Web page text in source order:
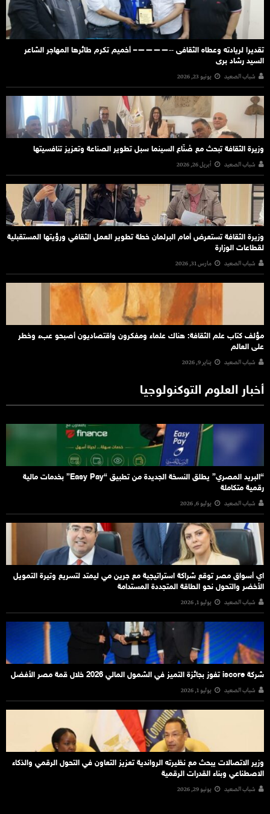
تقديرا لريادته وعطاه الثقافى ‐‐————– أخميم تكرم طائرها المهاجر الشاعر
السيد رشاد برى
شباب الصعيد يونيو 23, 2026
وزيرة الثقافة تبحث مع صُنّاع السينما سبل تطوير الصناعة وتعزيز تنافسيتها
شباب الصعيد أبريل 26, 2026
وزيرة الثقافة تستعرض أمام البرلمان خطة تطوير العمل الثقافي ورؤيتها المستقبلية
لقطاعات الوزارة
شباب الصعيد مارس 31, 2026
مؤلف كتاب علم الثقافة: هناك علماء ومفكرون واقتصاديون أصبحو عبء وخطر
على العالم
شباب الصعيد يناير 9, 2026
أخبار العلوم التوكنولوجيا
“البريد المصري” يطلق النسخة الجديدة من تطبيق “Easy Pay” بخدمات مالية
رقمية متكاملة
شباب الصعيد يوليو 6, 2026
اي أسواق مصر توقع شراكة استراتيجية مع جرين مي ليمتد لتسريع وتيرة التمويل
الأخضر والتحول نحو الطاقة المتجددة المستدامة
شباب الصعيد يوليو 1, 2026
شركة iscore تفوز بجائزة التميز في الشمول المالي 2026 خلال قمة مصر الأفضل
شباب الصعيد يوليو 1, 2026
وزير الاتصالات يبحث مع نظيرته الرواندية تعزيز التعاون في التحول الرقمي والذكاء
الاصطناعي وبناء القدرات الرقمية
شباب الصعيد يونيو 29, 2026